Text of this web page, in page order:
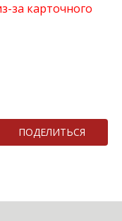
за карточного
ПОДЕЛИТЬСЯ